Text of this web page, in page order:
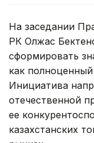
На заседании
РК Олжас
сформировать
как
Инициатива
отечественной
ее
казахстанских